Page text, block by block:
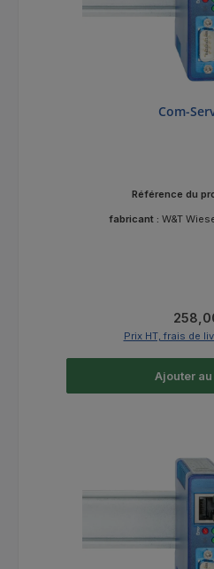
Com-
Référence du
fabricant : W&T
Prix
Prix HT, frais de
Ajouter